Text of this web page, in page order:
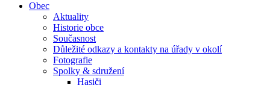
Obec
Aktuality
Historie obce
Současnost
Důležité odkazy a kontakty na úřady v okolí
Fotografie
Spolky & sdružení
Hasiči